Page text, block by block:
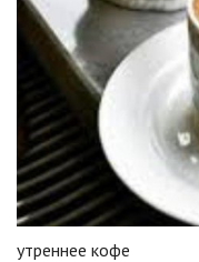
утреннее кофе